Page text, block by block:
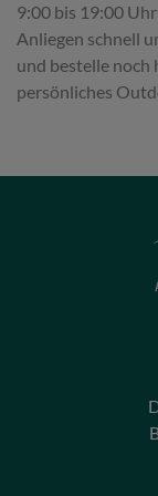
9:00 bis 19:00
Anliegen schnell
und bestelle noch
persönliches